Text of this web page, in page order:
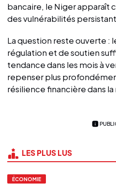
bancaire, le Niger apparaît
des vulnérabilités
La question reste ouverte :
régulation et de soutien
tendance dans les mois à
repenser plus
résilience financière dans la
LES PLUS LUS
ÉCONOMIE